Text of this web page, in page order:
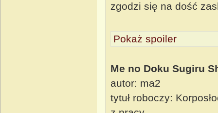
zgodzi się na dość
Pokaż spoiler
Me no Doku Sugiru
autor: ma2
tytuł roboczy: